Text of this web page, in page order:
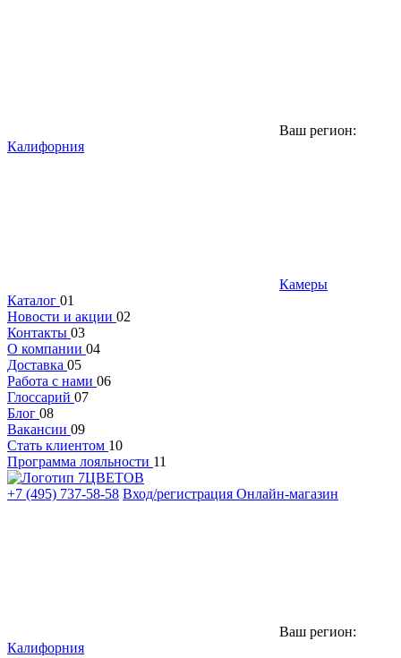
Ваш регион:
Калифорния
Камеры
Каталог 01
Новости и акции 02
Контакты 03
О компании 04
Доставка 05
Работа с нами 06
Глоссарий 07
Блог 08
Вакансии 09
Стать клиентом 10
Программа лояльности 11
+7 (495) 737-58-58 Вход/регистрация Онлайн-магазин
Ваш регион:
Калифорния